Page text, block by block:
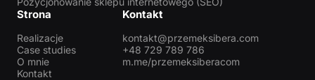
Strona
Realizacje
Case studies
O mnie
Kontakt
Kontakt
kontakt@przemeksibera.com
+48 729 789 786
m.me/przemeksiberacom